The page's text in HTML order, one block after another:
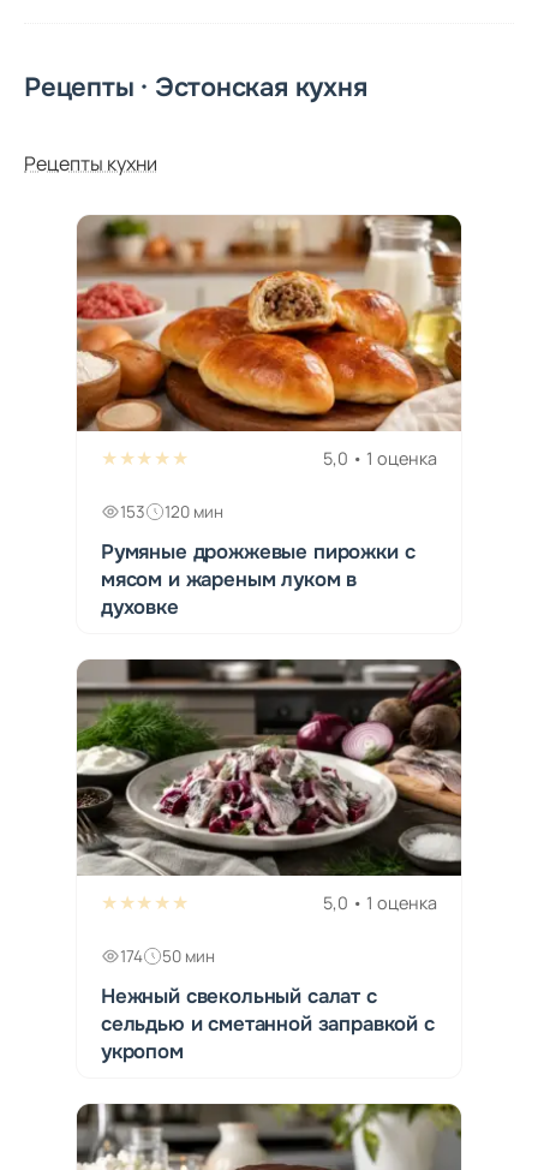
Рецепты · Эстонская кухня
Рецепты кухни
★★★★★ 5,0 • 1 оценка
153 120 мин
Румяные дрожжевые пирожки с
мясом и жареным луком в
духовке
★★★★★ 5,0 • 1 оценка
174 50 мин
Нежный свекольный салат с
сельдью и сметанной заправкой с
укропом